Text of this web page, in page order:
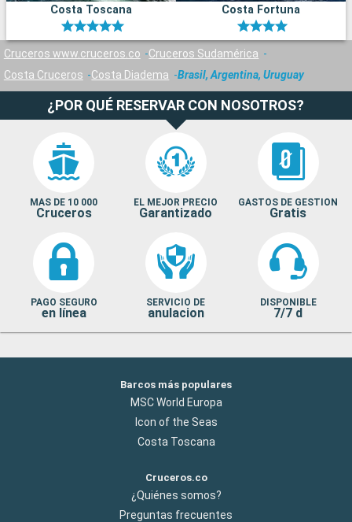
Costa Toscana Costa Fortuna
Cruceros www.cruceros.co
Cruceros Sudamérica
Costa Cruceros
Costa Diadema Brasil, Argentina, Uruguay
¿POR QUÉ RESERVAR CON NOSOTROS?
MAS DE 10 000
Cruceros
EL MEJOR PRECIO
Garantizado
GASTOS DE GESTION
Gratis
PAGO SEGURO
en línea
SERVICIO DE
anulacion
DISPONIBLE
7/7 d
Barcos más populares
MSC World Europa
Icon of the Seas
Costa Toscana
Cruceros.co
¿Quiénes somos?
Preguntas frecuentes